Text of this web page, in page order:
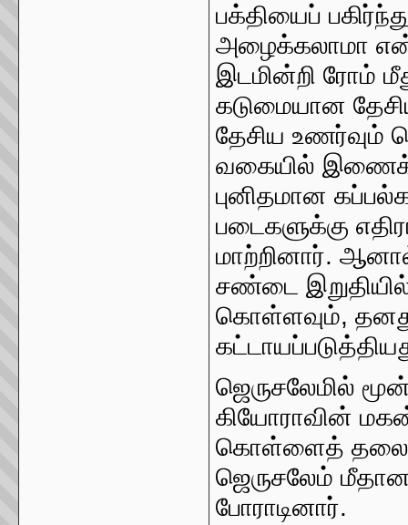
பக்தியைப்
அழைக்கலாமா
இடமின்றி ரோம்
கடுமையான
தேசிய உணர்வும்
வகையில்
புனிதமான
படைகளுக்கு
மாற்றினார்.
சண்டை
கொள்ளவும்,
ஜெருசலேமில்
கியோராவின்
கொள்ளைத்
ஜெருசலேம்
போராடினார்.